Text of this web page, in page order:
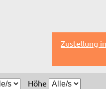
Zustellung
Höhe